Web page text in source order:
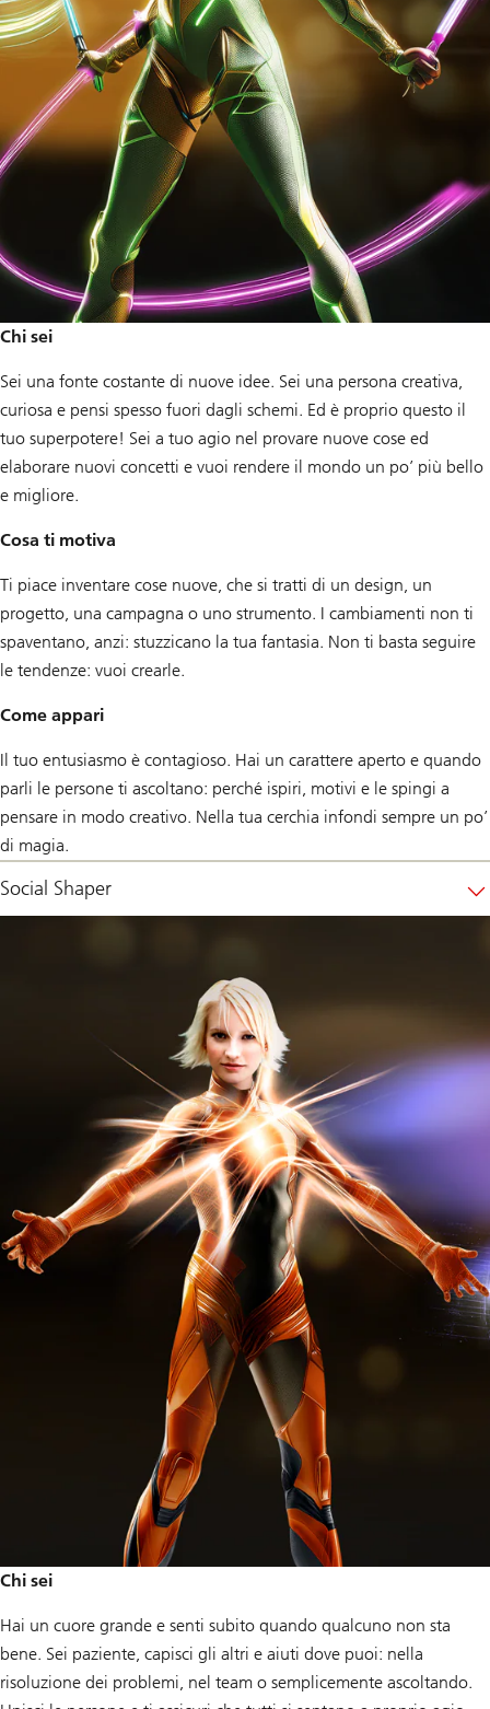
Chi sei
Sei una fonte costante di nuove idee. Sei una persona creativa,
curiosa e pensi spesso fuori dagli schemi. Ed è proprio questo il
tuo superpotere! Sei a tuo agio nel provare nuove cose ed
elaborare nuovi concetti e vuoi rendere il mondo un po’ più bello
e migliore.
Cosa ti motiva
Ti piace inventare cose nuove, che si tratti di un design, un
progetto, una campagna o uno strumento. I cambiamenti non ti
spaventano, anzi: stuzzicano la tua fantasia. Non ti basta seguire
le tendenze: vuoi crearle.
Come appari
Il tuo entusiasmo è contagioso. Hai un carattere aperto e quando
parli le persone ti ascoltano: perché ispiri, motivi e le spingi a
pensare in modo creativo. Nella tua cerchia infondi sempre un po’
di magia.
Social Shaper
Chi sei
Hai un cuore grande e senti subito quando qualcuno non sta
bene. Sei paziente, capisci gli altri e aiuti dove puoi: nella
risoluzione dei problemi, nel team o semplicemente ascoltando.